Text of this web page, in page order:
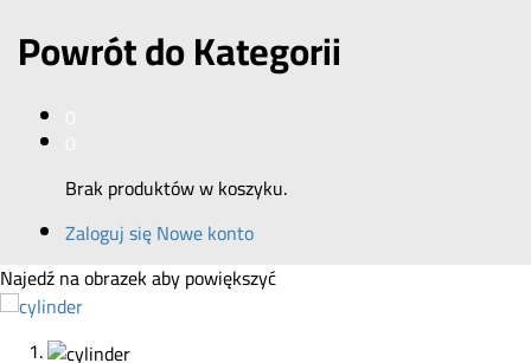
Powrót doKategorii
Brak produktów w koszyku.
Zaloguj sięNowe konto
Najedź na obrazek aby powiększyć